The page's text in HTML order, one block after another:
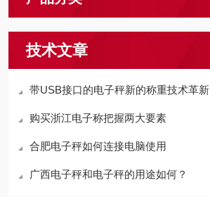
技术文章
带USB接口的电子秤新的称重技术革新
购买浙江电子称把握两大要素
合肥电子秤如何连接电脑使用
广西电子秤和电子秤的用途如何？